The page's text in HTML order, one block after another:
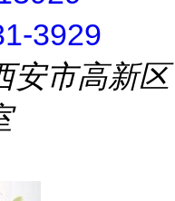
3929
安市高新区